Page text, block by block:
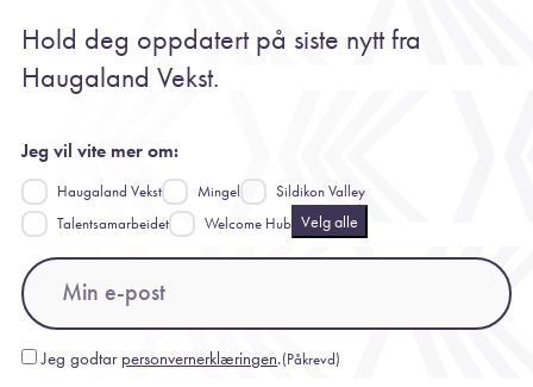
Hold deg oppdatert på siste nytt fra
Haugaland Vekst.
Jeg vil vite mer om:
Haugaland Vekst Mingel
Sildikon Valley
Talentsamarbeidet
Welcome Hub Velg alle
Email
Consent(Påkrevd)
Jeg godtar personvernerklæringen.(Påkrevd)